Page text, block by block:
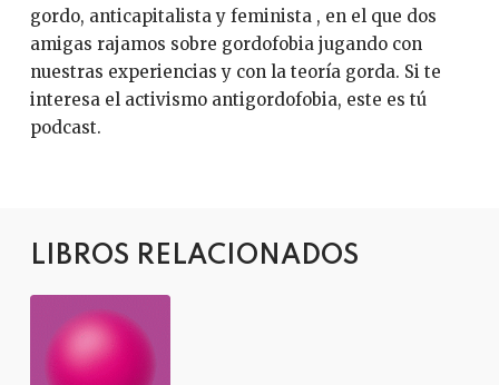
gordo, anticapitalista y feminista , en el que dos
amigas rajamos sobre gordofobia jugando con
nuestras experiencias y con la teoría gorda. Si te
interesa el activismo antigordofobia, este es tú
podcast.
LIBROS RELACIONADOS